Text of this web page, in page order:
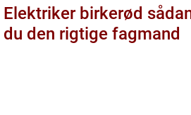
Elektriker birkerød sådan vælger
du den rigtige fagmand